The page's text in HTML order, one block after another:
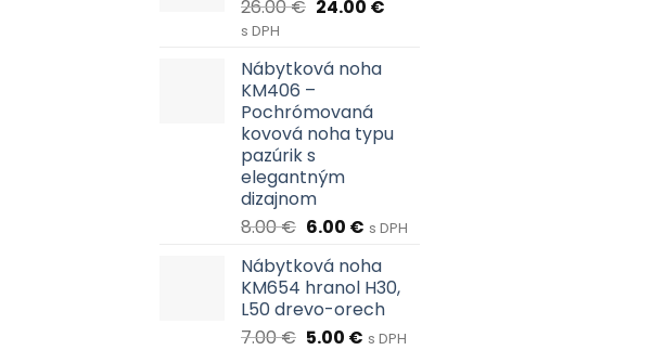
26.00€ Pôvodná
26.00 €.
24.00 €Aktuálna
s DPH
Nábytková noha
KM406 –
Pochrómovaná
kovová noha typu
pazúrik s
elegantným
dizajnom
8.00€ Pôvodná
bola:
8.00 €.
6.00 €Aktuálna
je:
6.00 €.
s DPH
Nábytková noha
KM654 hranol H30,
L50 drevo-orech
7.00€ Pôvodná
5.00 €Aktuálna
s DPH